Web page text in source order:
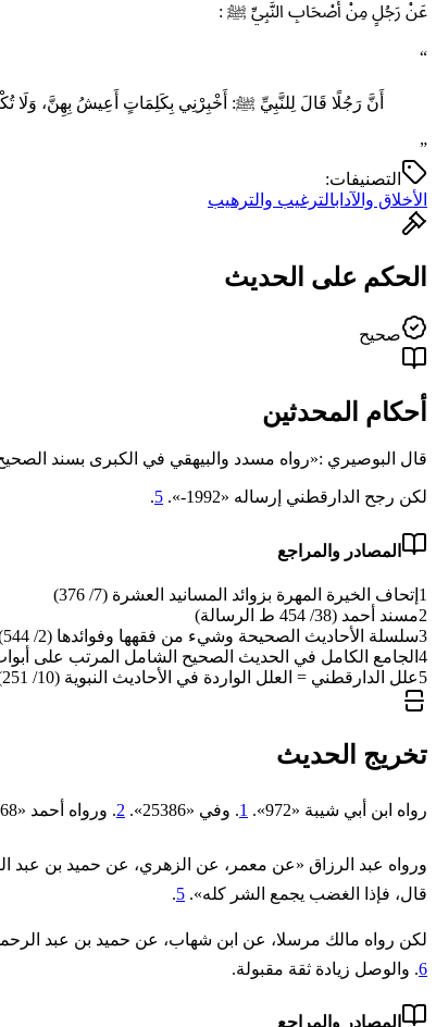
عَنْ رَجُلٍ مِنْ أَصْحَابِ النَّبِيِّ ﷺ :
“
أَنَّ رَجُلًا قَالَ لِلنَّبِيِّ ﷺ: أَخْبِرْنِي بِكَلِمَاتٍ أَعِيشُ بِهِنَّ،
”
التصنيفات:
الأخلاق والآدابالترغيب والترهيب
الحكم على الحديث
صحيح
أحكام المحدثين
قال البوصيري :«رواه مسدد والبيهقي في الكبرى بسند
لكن رجح الدارقطني إرساله «1992-». 5
.
المصادر والمراجع
1 إتحاف الخيرة المهرة بزوائد المسانيد العشرة (7/ 376)
2مسند أحمد (38/ 454 ط الرسالة)
3سلسلة الأحاديث الصحيحة وشيء من فقهها وفوائدها (2/ 544)
4 الجامع الكامل في الحديث الصحيح الشامل المرتب على أبواب
5علل الدارقطني = العلل الواردة في الأحاديث النبوية (10/ 251)
تخريج الحديث
رواه ابن أبي شيبة «972». 1. وفي «25386». 2. ورواه أحمد «23468».
ورواه عبد الرزاق «عن معمر، عن الزهري، عن حميد بن
قال، فإذا ‌الغضب ‌يجمع ‌الشر كله». 5
.
لكن رواه مالك مرسلا، عن ابن شهاب، عن حميد بن عبد
6. والوصل زيادة ثقة مقبولة.
المصادر والمراجع